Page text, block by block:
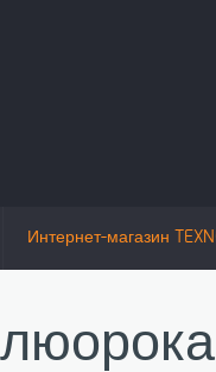
Интернет-магазин